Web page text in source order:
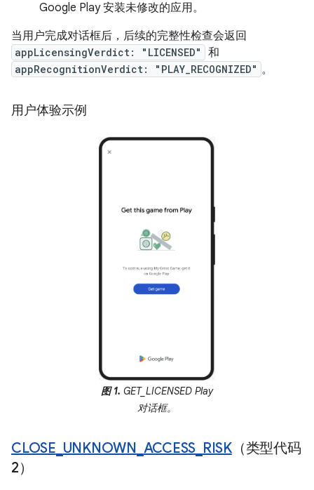
Google Play 安装未修改的应用。
当用户完成对话框后，后续的完整性检查会返回
appLicensingVerdict: "LICENSED" 和
appRecognitionVerdict: "PLAY_RECOGNIZED" 。
用户体验示例
图 1. GET_LICENSED Play
对话框。
CLOSE UNKNOWN ACCESS RISK（类型代码
2）